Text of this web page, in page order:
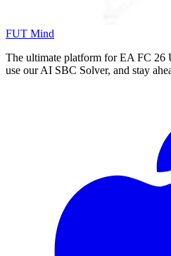
FUT Mind
The ultimate platform for EA FC 26
use our AI SBC Solver, and stay